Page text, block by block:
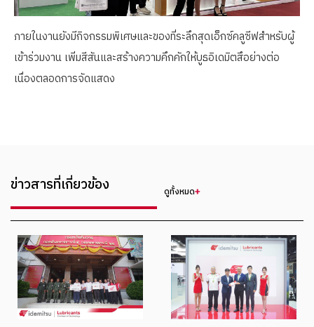
ภายในงานยังมีกิจกรรมพิเศษและของที่ระลึกสุดเอ็กซ์คลูซีฟสำหรับผู้
เข้าร่วมงาน เพิ่มสีสันและสร้างความคึกคักให้บูธอิเดมิตสึอย่างต่อ
เนื่องตลอดการจัดแสดง
ข่าวสารที่เกี่ยวข้อง ดูทั้งหมด